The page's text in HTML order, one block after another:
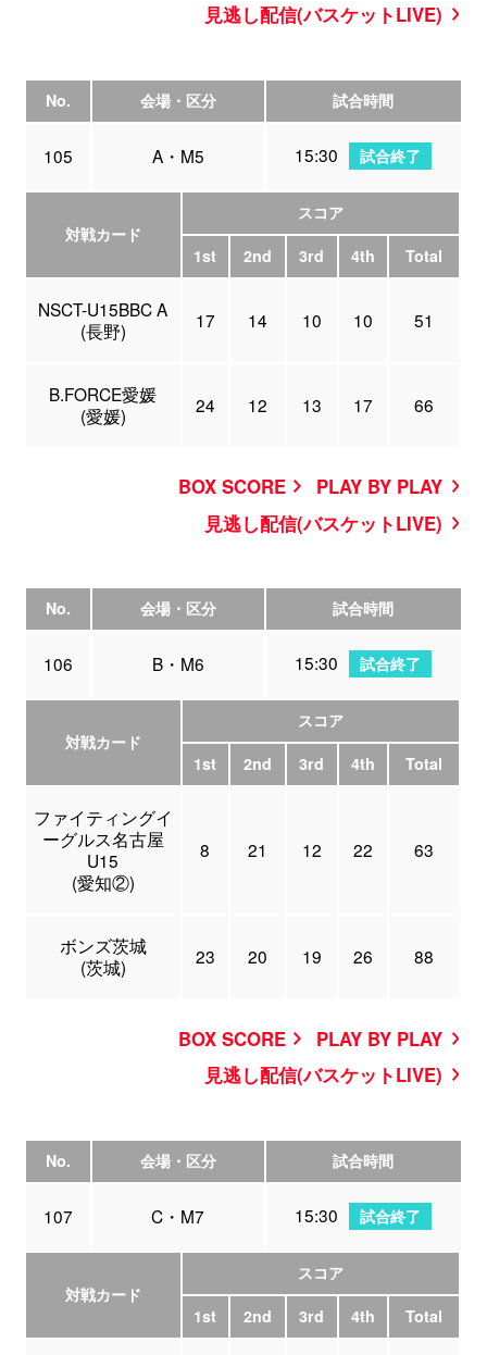
見逃し配信(バスケットLIVE)
No. 会場・区分 試合時間
105 A・M5 15:30 試合終了
対戦カード
スコア
1st
2nd 3rd 4th Total
NSCT-U15BBC A
(長野)
17 14 10 10 51
B.FORCE愛媛
(愛媛)
24 12 13 17 66
BOX SCORE
PLAY BY PLAY
見逃し配信(バスケットLIVE)
No. 会場・区分 試合時間
106 B・M6 15:30 試合終了
対戦カード
スコア
1st
2nd 3rd 4th Total
ファイティングイ
ーグルス名古屋
U15
(愛知②)
8 21 12 22 63
ボンズ茨城
(茨城)
23 20 19 26 88
BOX SCORE
PLAY BY PLAY
見逃し配信(バスケットLIVE)
No. 会場・区分 試合時間
107 C・M7 15:30 試合終了
対戦カード
スコア
1st
2nd 3rd 4th Total